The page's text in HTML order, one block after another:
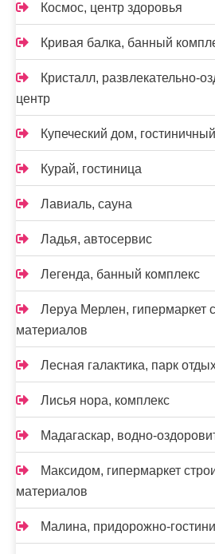
Космос, центр здоровья
Кривая балка, банный
Кристалл, развлекательно-
центр
Купеческий дом,
Курай, гостиница
Лавиаль, сауна
Ладья, автосервис
Легенда, банный комплекс
Леруа Мерлен, гипермаркет
материалов
Лесная галактика, парк
Лисья нора, комплекс
Мадагаскар, водно-
Максидом, гипермаркет
материалов
Малина, придорожно-